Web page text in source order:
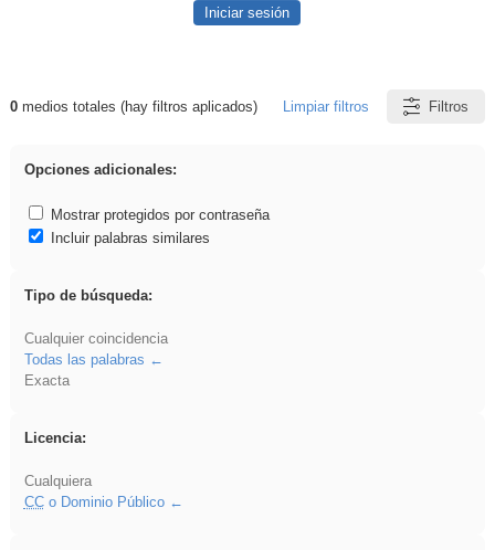
Iniciar sesión
Resultados de: Benagulu
0medios totales (hay filtros aplicados) Limpiar filtros Filtros
Opciones adicionales:
Mostrar protegidos por contraseña
Incluir palabras similares
Tipo de búsqueda:
Cualquier coincidencia
Todas las palabras
Exacta
Licencia:
Cualquiera
CCo Dominio Público